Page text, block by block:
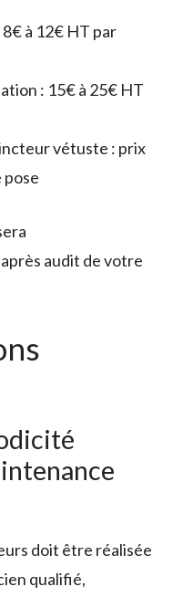
à 12€ HT par
: 15€ à 25€ HT
vétuste : prix
pose
audit de votre
doit être réalisée
qualifié,